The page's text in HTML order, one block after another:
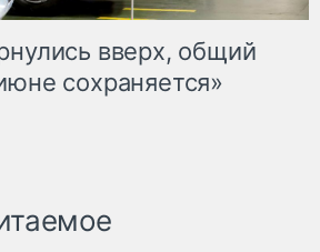
вверх, общий
сохраняется»